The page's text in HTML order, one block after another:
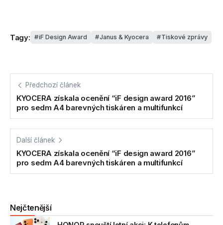
Tagy: iF Design Award Janus & Kyocera Tiskové zprávy
Předchozí článek
KYOCERA získala ocenění “iF design award 2016”
pro sedm A4 barevných tiskáren a multifunkcí
Další článek
KYOCERA získala ocenění “iF design award 2016”
pro sedm A4 barevných tiskáren a multifunkcí
Nejčtenější